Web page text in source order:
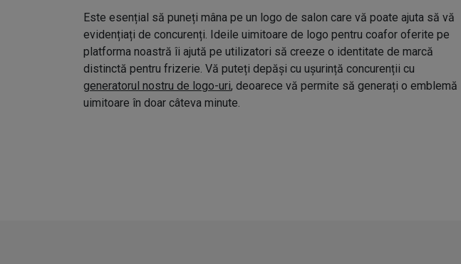
Este esențial să puneți mâna pe un logo de salon care vă poate ajuta să vă
evidențiați de concurenți. Ideile uimitoare de logo pentru coafor oferite pe
platforma noastră îi ajută pe utilizatori să creeze o identitate de marcă
distinctă pentru frizerie. Vă puteți depăși cu ușurință concurenții cu
generatorul nostru de logo-uri, deoarece vă permite să generați o emblemă
uimitoare în doar câteva minute.